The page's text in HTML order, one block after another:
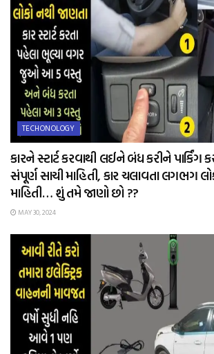
TECHONOLOGY
કારને સ્ટાર્ટ કરવાથી લઈને બંધ કરીને પાર્કિંગ
સંપૂર્ણ સાચી માહિતી, કાર ચલાવતા લગભગ
માહિતી… શું તમે જાણો છો ??
MAY 30, 2024